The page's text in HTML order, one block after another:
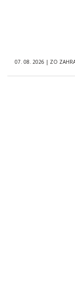
07. 08. 2026 | ZO